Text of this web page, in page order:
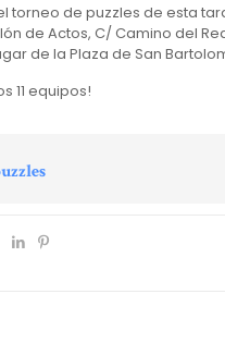
torneo de puzzles de esta
de Actos, C/ Camino del
de la Plaza de San
11 equipos!